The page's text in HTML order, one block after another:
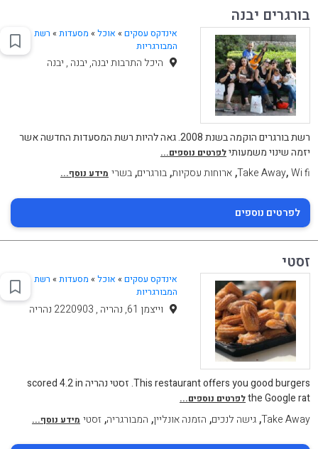
בורגרים יבנה
אינדקס עסקים » אוכל» מסעדות» רשת
המבורגריות
היכל התרבות יבנה, יבנה , יבנה
רשת בורגרים הוקמה בשנת 2008. גאה להיות רשת המסעדות החדשה אשר
יזמה שינוי משמעותילפרטים נוספים...
Take Away,Wi fi
,ארוחות עסקיות,בורגרים,בשרי מידע נוסף...
לפרטים נוספים
זסטי
אינדקס עסקים » אוכל» מסעדות» רשת
המבורגריות
וייצמן 61, נהריה , 2220903 נהריה
This restaurant offers you good burgers. זסטי נהריה scored 4.2 in
the Google ratלפרטים נוספים...
Take Away
,גישה לנכים, הזמנה אונליין, המבורגריה,זסטי מידע נוסף...